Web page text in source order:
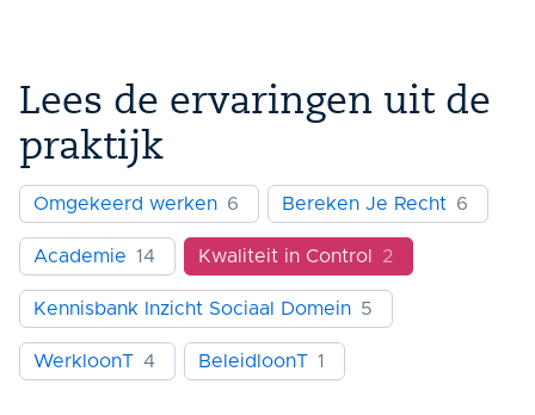
Lees de ervaringen uit de
praktijk
Omgekeerd werken 6 Bereken Je Recht 6
Academie 14 Kwaliteit in Control 2
Kennisbank Inzicht Sociaal Domein 5
WerkloonT 4 BeleidloonT 1